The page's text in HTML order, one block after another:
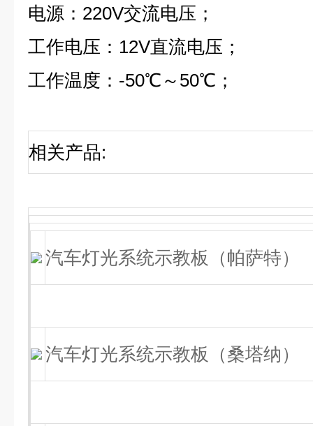
电源：220V交流电压；
工作电压：12V直流电压；
工作温度：-50℃～50℃；
相关产品:
汽车灯光系统示教板（帕萨特）
汽车灯光系统示教板（桑塔纳）